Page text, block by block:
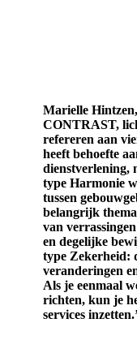
Marielle
CONTRAST,
refereren aan
heeft behoefte
dienstverlening,
type Harmonie
tussen
belangrijk
van
en degelijke
type Zekerheid:
veranderingen
Als je eenmaal
richten, kun je
services